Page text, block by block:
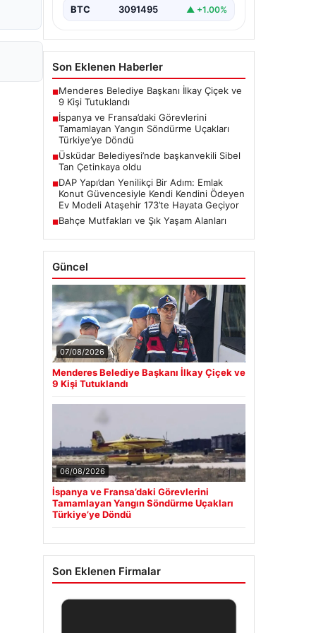
BTC 3091495 ▲ +1.00%
Son Eklenen Haberler
■Menderes Belediye Başkanı İlkay Çiçek ve
9 Kişi Tutuklandı
■İspanya ve Fransa’daki Görevlerini
Tamamlayan Yangın Söndürme Uçakları
Türkiye’ye Döndü
■Üsküdar Belediyesi’nde başkanvekili Sibel
Tan Çetinkaya oldu
■DAP Yapı’dan Yenilikçi Bir Adım: Emlak
Konut Güvencesiyle Kendi Kendini Ödeyen
Ev Modeli Ataşehir 173’te Hayata Geçiyor
■Bahçe Mutfakları ve Şık Yaşam Alanları
Güncel
07/08/2026
Menderes Belediye Başkanı İlkay Çiçek ve
9 Kişi Tutuklandı
06/08/2026
İspanya ve Fransa’daki Görevlerini
Tamamlayan Yangın Söndürme Uçakları
Türkiye’ye Döndü
Son Eklenen Firmalar